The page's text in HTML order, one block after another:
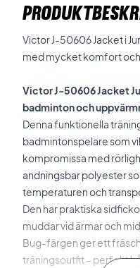
Victor J-50606 Jacket i
med mycket komfort
Victor J-50606 Jacket
badminton och
Denna funktionella
badmintonspelare som
kompromissa med
andningsbar polyester
temperaturen och
Den har praktiska
muddar vid ärmar och
Bug-färgen ger ett
träningsoutfit – perfekt